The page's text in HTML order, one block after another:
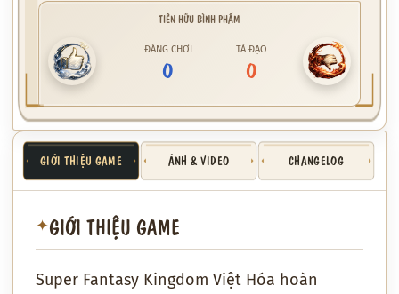
TIÊN HỮU BÌNH PHẨM
ĐÁNG CHƠI
0
TÀ ĐẠO
0
GIỚI THIỆU GAME ẢNH & VIDEO CHANGELOG
✦GIỚI THIỆU GAME
Super Fantasy Kingdom Việt Hóa hoàn